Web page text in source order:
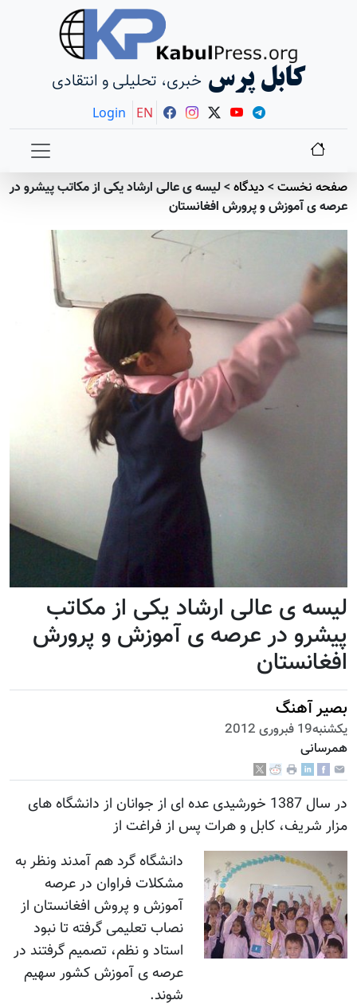
کابل پرس خبری، تحلیلی و انتقادی
Login EN
صفحه نخست> دیدگاه>لیسه ی عالی ارشاد یکی از مکاتب پیشرو در
عرصه ی آموزش و پرورش افغانستان
لیسه ی عالی ارشاد یکی از مکاتب
پیشرو در عرصه ی آموزش و پرورش
افغانستان
بصیر آهنگ
يكشنبه19 فبروری 2012
همرسانی
در سال 1387 خورشیدی عده ای از جوانان از دانشگاه های
مزار شریف، کابل و هرات پس از فراغت از
دانشگاه گرد هم آمدند ونظر به
مشکلات فراوان در عرصه
آموزش و پروش افغانستان از
نصاب تعلیمی گرفته تا نبود
استاد و نظم، تصمیم گرفتند در
عرصه ی آموزش کشور سهیم
شوند.